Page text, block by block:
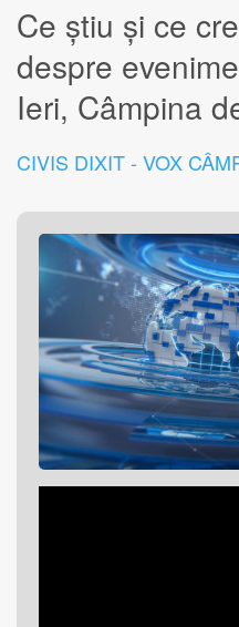
Ce știu și ce
despre
Ieri, Câmpina
CIVIS DIXIT - VOX